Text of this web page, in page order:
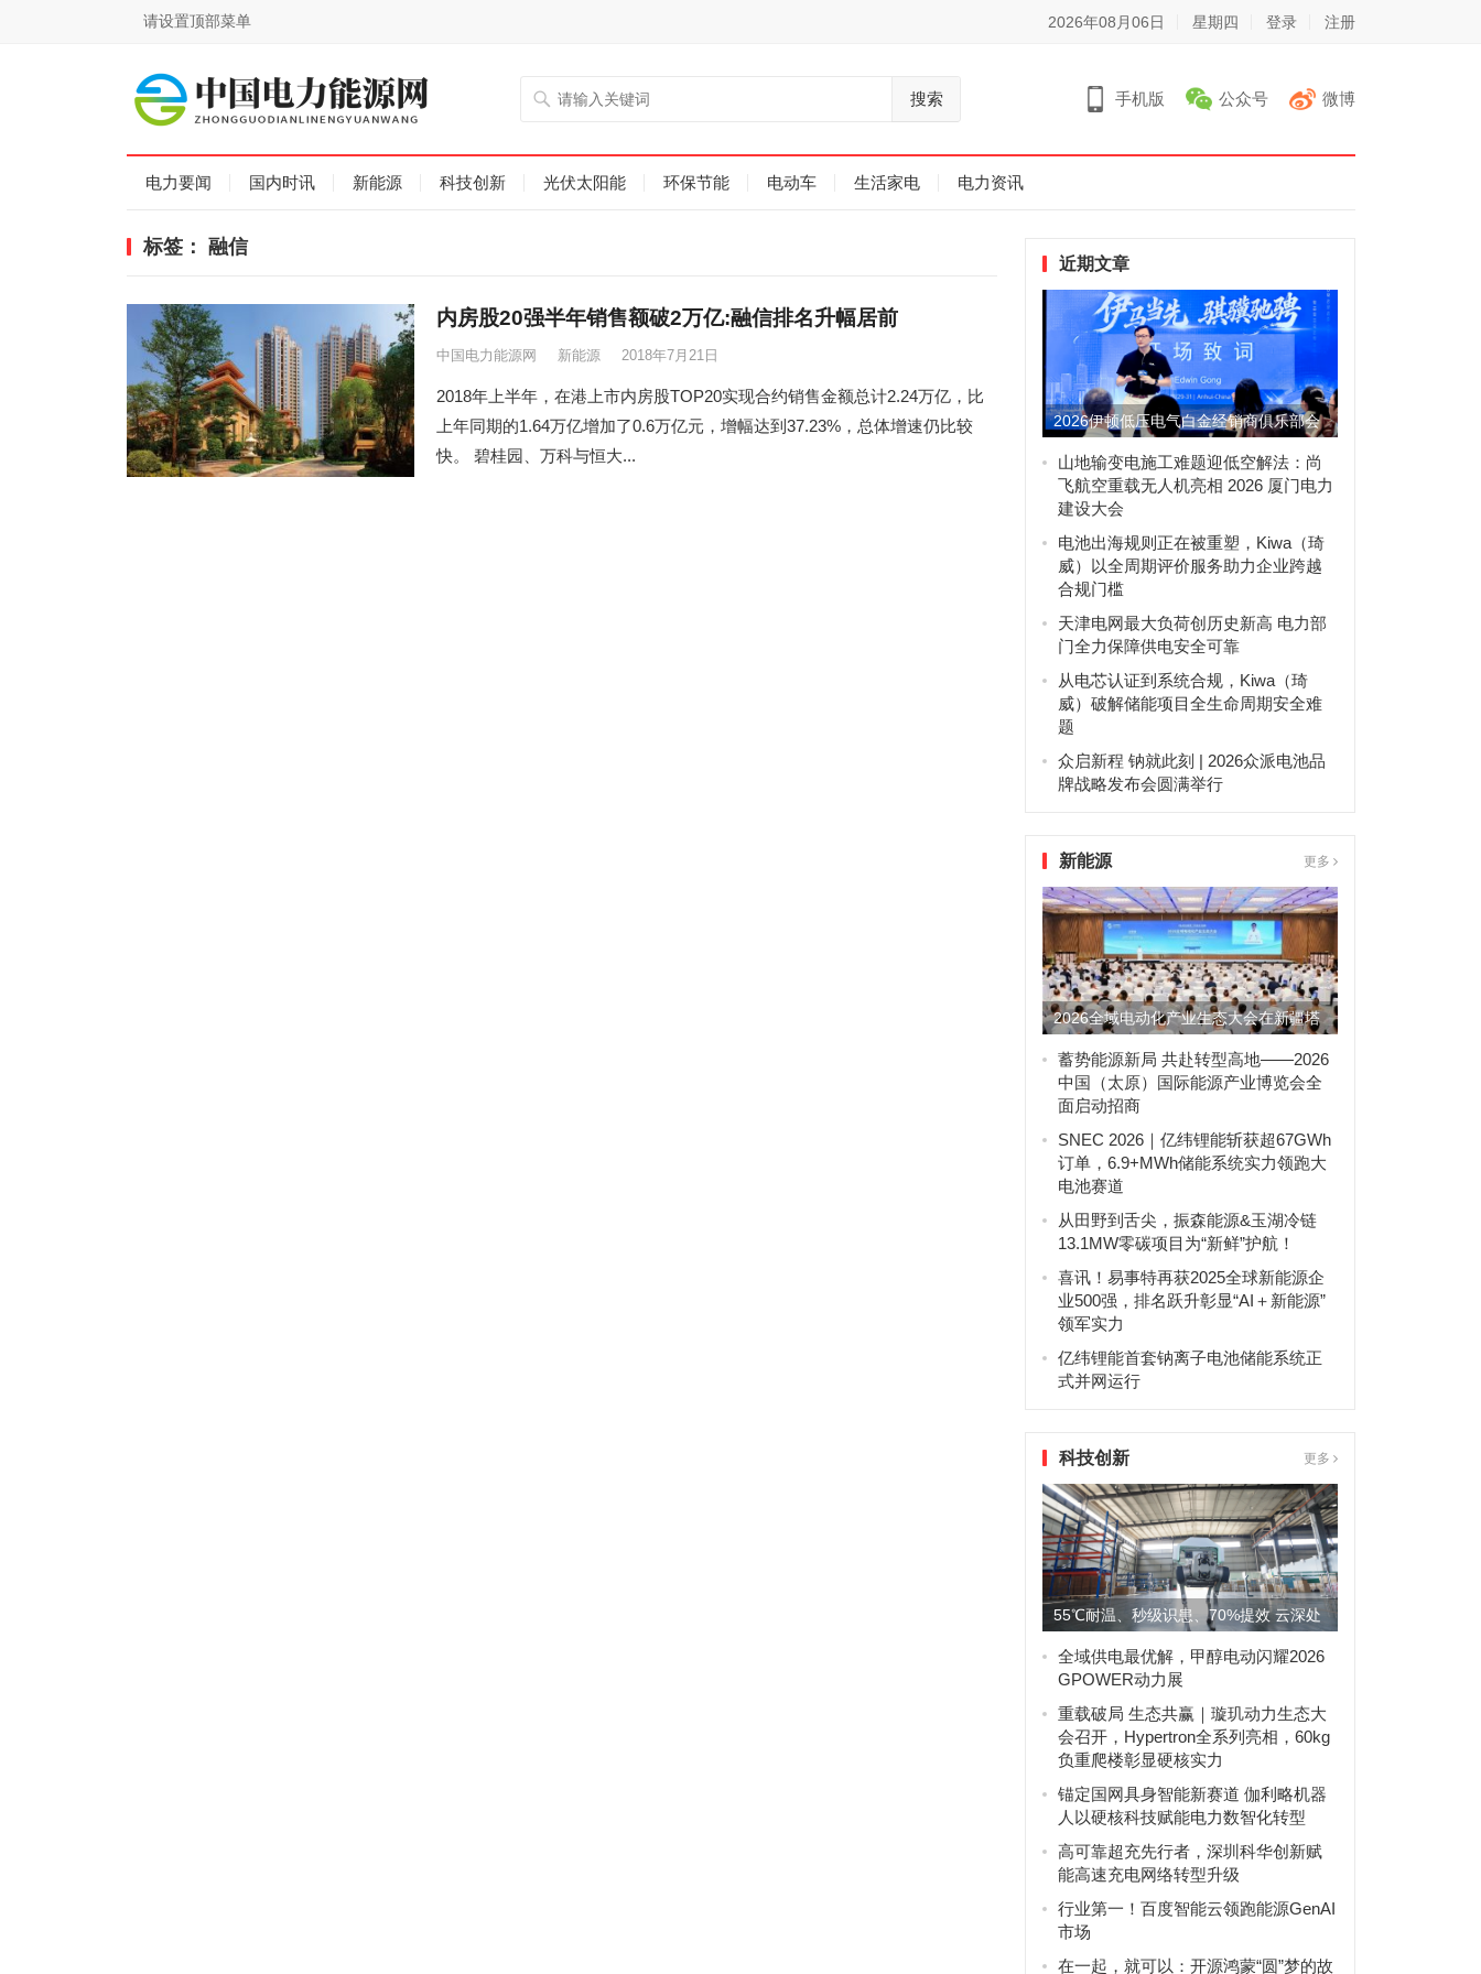
请设置顶部菜单 2026年08月06日 星期四 登录 注册
搜索 手机版 公众号 微博
电力要闻 国内时讯 新能源 科技创新 光伏太阳能 环保节能 电动车 生活家电 电力资讯
标签： 融信
内房股20强半年销售额破2万亿:融信排名升幅居前
中国电力能源网 新能源 2018年7月21日
2018年上半年，在港上市内房股TOP20实现合约销售金额总计2.24万亿，比
上年同期的1.64万亿增加了0.6万亿元，增幅达到37.23%，总体增速仍比较
快。 碧桂园、万科与恒大...
近期文章
2026伊顿低压电气白金经销商俱乐部会
议圆满举办，携手共拓增...
山地输变电施工难题迎低空解法：尚
飞航空重载无人机亮相 2026 厦门电力
建设大会
电池出海规则正在被重塑，Kiwa（琦
威）以全周期评价服务助力企业跨越
合规门槛
天津电网最大负荷创历史新高 电力部
门全力保障供电安全可靠
从电芯认证到系统合规，Kiwa（琦
威）破解储能项目全生命周期安全难
题
众启新程 钠就此刻 | 2026众派电池品
牌战略发布会圆满举行
新能源 更多
2026全域电动化产业生态大会在新疆塔
城盛大开幕
蓄势能源新局 共赴转型高地——2026
中国（太原）国际能源产业博览会全
面启动招商
SNEC 2026｜亿纬锂能斩获超67GWh
订单，6.9+MWh储能系统实力领跑大
电池赛道
从田野到舌尖，振森能源&玉湖冷链
13.1MW零碳项目为“新鲜”护航！
喜讯！易事特再获2025全球新能源企
业500强，排名跃升彰显“AI＋新能源”
领军实力
亿纬锂能首套钠离子电池储能系统正
式并网运行
科技创新 更多
55℃耐温、秒级识患、70%提效 云深处
机器狗上岗国网电力物...
全域供电最优解，甲醇电动闪耀2026
GPOWER动力展
重载破局 生态共赢｜璇玑动力生态大
会召开，Hypertron全系列亮相，60kg
负重爬楼彰显硬核实力
锚定国网具身智能新赛道 伽利略机器
人以硬核科技赋能电力数智化转型
高可靠超充先行者，深圳科华创新赋
能高速充电网络转型升级
行业第一！百度智能云领跑能源GenAI
市场
在一起，就可以：开源鸿蒙“圆”梦的故